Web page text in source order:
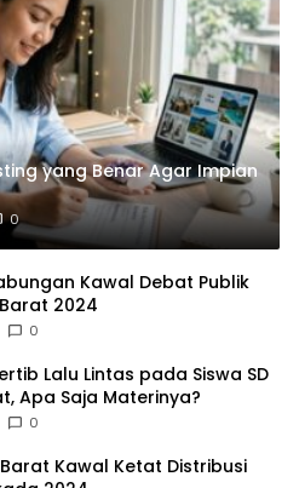
yang Benar Agar Impian
0
Kawal Debat Publik
2024
0
Lalu Lintas pada Siswa SD
Apa Saja Materinya?
0
Kawal Ketat Distribusi